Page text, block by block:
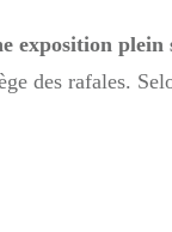
exposition plein
des rafales.